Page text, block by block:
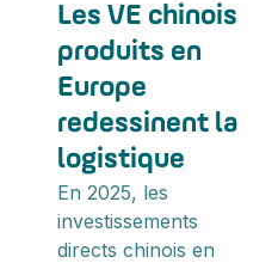
Les VE chinois
produits en
Europe
redessinent la
logistique
En 2025, les
investissements
directs chinois en